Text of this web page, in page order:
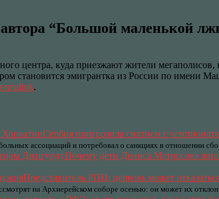
“Большой маленькой
центра, куда приезжают жители
становится эмигрантка из России по имени
.
Сербия пригрозила снятием с
ассоциаций и потребовал о санкциях в отношении
Почему дети Дениса Матросова
Представитель РПЦ: церковь может
на Архиерейском соборе осенью: он может их